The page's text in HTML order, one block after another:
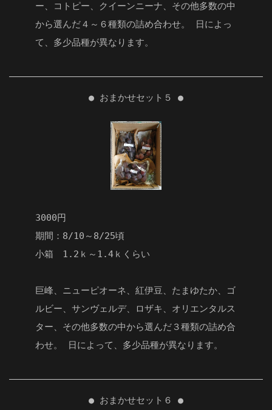
ー、コトピー、クイーンニーナ、その他多数の中
から選んだ４～６種類の詰め合わせ。 日によっ
て、多少品種が異なります。
● おまかせセット５ ●
3000円
期間：8/10～8/25頃
小箱 1.2ｋ～1.4ｋくらい
巨峰、ニューピオーネ、紅伊豆、たまゆたか、ゴ
ルビー、サンヴェルデ、ロザキ、オリエンタルス
ター、その他多数の中から選んだ３種類の詰め合
わせ。 日によって、多少品種が異なります。
● おまかせセット６ ●